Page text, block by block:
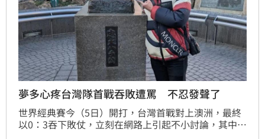
夢多心疼台灣隊首戰吞敗遭罵 不忍發聲了
世界經典賽今（5日）開打，台灣首戰對上澳洲，最終
以0：3吞下敗仗，立刻在網路上引起不小討論，其中，